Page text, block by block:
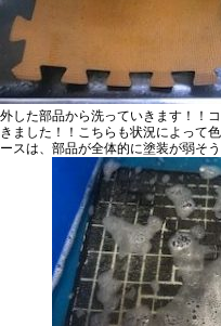
外した部品から洗っていきます！！
きました！！こちらも状況によって
ースは、 部品が全体的に塗装が弱そう